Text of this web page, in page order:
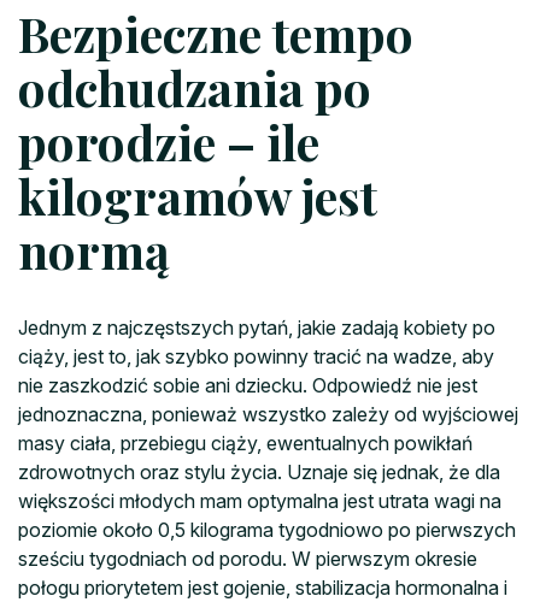
Bezpieczne tempo
odchudzania po
porodzie – ile
kilogramów jest
normą
Jednym z najczęstszych pytań, jakie zadają kobiety po
ciąży, jest to, jak szybko powinny tracić na wadze, aby
nie zaszkodzić sobie ani dziecku. Odpowiedź nie jest
jednoznaczna, ponieważ wszystko zależy od wyjściowej
masy ciała, przebiegu ciąży, ewentualnych powikłań
zdrowotnych oraz stylu życia. Uznaje się jednak, że dla
większości młodych mam optymalna jest utrata wagi na
poziomie około 0,5 kilograma tygodniowo po pierwszych
sześciu tygodniach od porodu. W pierwszym okresie
połogu priorytetem jest gojenie, stabilizacja hormonalna i